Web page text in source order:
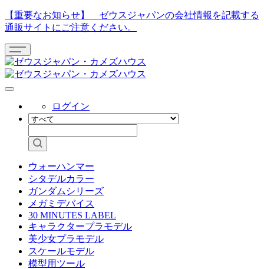
【重要なお知らせ】 ゼウスジャパンの会社情報を記載する
通販サイトにご注意ください。
ログイン
ウォーハンマー
シタデルカラー
ガンダムシリーズ
メガミデバイス
30 MINUTES LABEL
キャラクタープラモデル
美少女プラモデル
スケールモデル
模型用ツール